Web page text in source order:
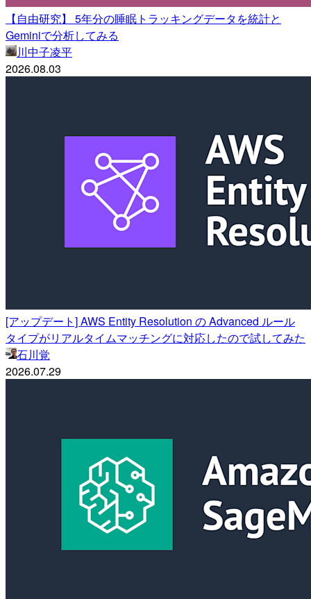
【自由研究】 5年分の睡眠トラッキングデータを統計と
Geminiで分析してみる
川中子凌平
2026.08.03
[アップデート] AWS Entity Resolution の Advanced ルール
タイプがリアルタイムマッチングに対応したので試してみた
石川覚
2026.07.29